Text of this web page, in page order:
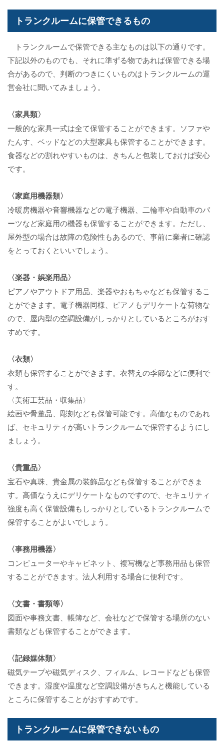
トランクルームに保管できるもの
トランクルームで保管できる主なものは以下の通りです。
下記以外のものでも、それに準ずる物であれば保管できる場
合があるので、判断のつきにくいものはトランクルームの運
営会社に聞いてみましょう。
〈家具類〉
一般的な家具一式は全て保管することができます。ソファや
たんす、ベッドなどの大型家具も保管することができます。
食器などの割れやすいものは、きちんと包装しておけば安心
です。
〈家庭用機器類〉
冷暖房機器や音響機器などの電子機器、二輪車や自動車のパ
ーツなど家庭用の機器も保管することができます。ただし、
屋外型の場合は故障の危険性もあるので、事前に業者に確認
をとっておくといいでしょう。
〈楽器・娯楽用品〉
ピアノやアウトドア用品、楽器やおもちゃなども保管するこ
とができます。電子機器同様、ピアノもデリケートな荷物な
ので、屋内型の空調設備がしっかりとしているところがおす
すめです。
〈衣類〉
衣類も保管することができます。衣替えの季節などに便利で
す。
〈美術工芸品・収集品〉
絵画や骨董品、彫刻なども保管可能です。高価なものであれ
ば、セキュリティが高いトランクルームで保管するようにし
ましょう。
〈貴重品〉
宝石や真珠、貴金属の装飾品なども保管することができま
す。高価なうえにデリケートなものですので、セキュリティ
強度も高く保管設備もしっかりとしているトランクルームで
保管することがよいでしょう。
〈事務用機器〉
コンピューターやキャビネット、複写機など事務用品も保管
することができます。法人利用する場合に便利です。
〈文書・書類等〉
図面や事務文書、帳簿など、会社などで保管する場所のない
書類なども保管することができます。
〈記録媒体類〉
磁気テープや磁気ディスク、フィルム、レコードなども保管
できます。湿度や温度など空調設備がきちんと機能している
ところに保管することがおすすめです。
トランクルームに保管できないもの